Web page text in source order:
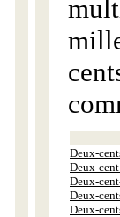
Deux-
Deux-
Deux-
Deux-
Deux-